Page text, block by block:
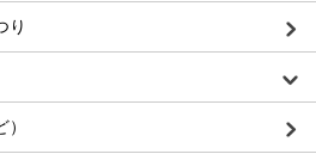
り